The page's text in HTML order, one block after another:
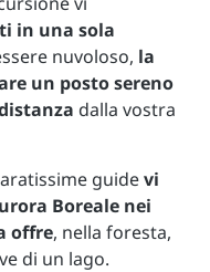
in una sola
nuvoloso, la
un posto sereno
dalla vostra
guidevi
Boreale nei
offre, nella foresta,
di un lago.